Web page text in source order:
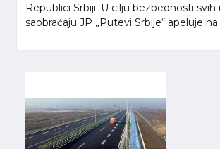
Republici Srbiji. U cilju bezbednosti svih
saobraćaju JP „Putevi Srbije“ apeluje